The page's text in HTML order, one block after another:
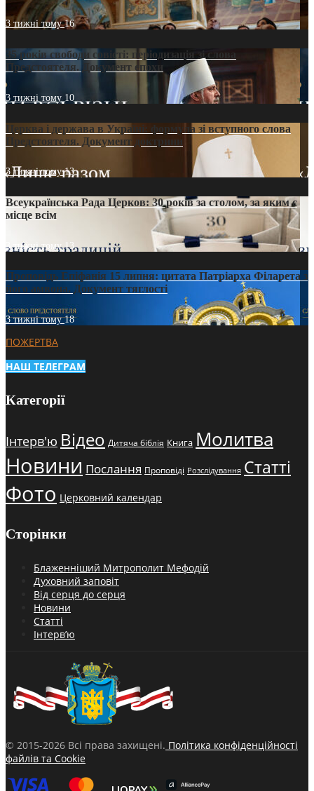
3 тижні тому16
35 років свободи совісті: періодизація зі слова
Предстоятеля. Документ епохи
3 тижні тому 10
Церква і держава в Україні: формула зі вступного слова
Предстоятеля. Документ доктрини
3 тижні тому13
Всеукраїнська Рада Церков: 30 років за столом, за яким є
місце всім
3 тижні тому13
Проповідь Епіфанія 15 липня: цитата Патріарха Філарета з
його амвона. Документ тяглості
3 тижні тому18
ПОЖЕРТВА
НАШ ТЕЛЕГРАМ
Категорії
Інтерв'ю Відео Дитяча біблія Книга Молитва
Новини Послання Проповіді Розслідування Статті
Фото Церковний календар
Сторінки
Блаженніший Митрополит Мефодій
Духовний заповіт
Від серця до серця
Новини
Статті
Інтерв’ю
© 2015-2026 Всі права захищені. Політика конфіденційності
файлів та Cookie